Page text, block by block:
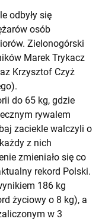
odbyły się
osób
Zielonogórski
Marek Trykacz
Krzysztof Czyż
do 65 kg, gdzie
rywalem
zaciekle walczyli o
z nich
zmieniało się co
rekord Polski.
186 kg
życiowy o 8 kg), a
w 3